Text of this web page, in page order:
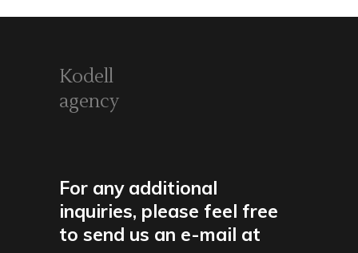
Kodell
agency
For any additional
inquiries, please feel free
to send us an e-mail at